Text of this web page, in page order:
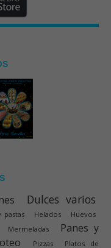
Dulces varios
pastas Helados Huevos
Mermeladas
Panes y
Pizzas
Platos de